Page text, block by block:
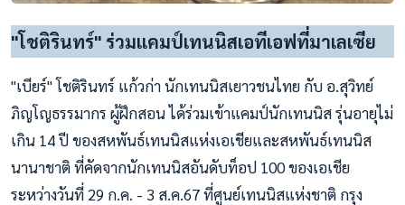
"โชติรินทร์" ร่วมแคมป์เทนนิสเอทีเอฟที่มาเลเซีย
"เบียร์" โชติรินทร์ แก้วก่า นักเทนนิสเยาวชนไทย กับ อ.สุวิทย์
ภิญโญธรรมากร ผู้ฝึกสอน ได้ร่วมเข้าแคมป์นักเทนนิส รุ่นอายุไม่
เกิน 14 ปี ของสหพันธ์เทนนิสแห่งเอเชียและสหพันธ์เทนนิส
นานาชาติ ที่คัดจากนักเทนนิสอันดับท็อป 100 ของเอเชีย
ระหว่างวันที่ 29 ก.ค. - 3 ส.ค.67 ที่ศูนย์เทนนิสแห่งชาติ กรุง